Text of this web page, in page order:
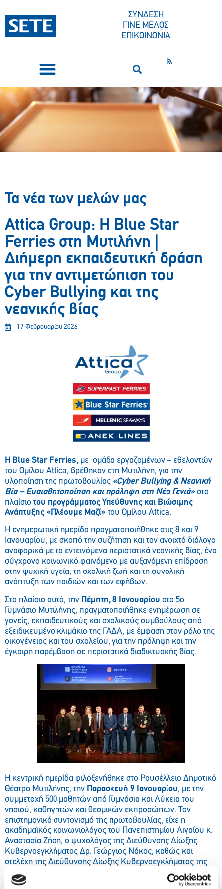
ΣΥΝΔΕΣΗ
ΓΙΝΕ ΜΕΛΟΣ
ΕΠΙΚΟΙΝΩΝΙΑ
Τα νέα των μελών μας
Attica Group: Η Blue Star
Ferries στη Μυτιλήνη |
Διήμερη εκπαιδευτική δράση
για την αντιμετώπιση του
Cyber Bullying και της
νεανικής βίας
17 Φεβρουαρίου 2026
Η Blue Star Ferries, με ομάδα εργαζομένων – εθελοντών
του Ομίλου Attica, βρέθηκαν στη Μυτιλήνη, για την
υλοποίηση της πρωτοβουλίας «Cyber Bullying & Νεανική
Βία – Ευαισθητοποίηση και πρόληψη στη Νέα Γενιά»στο
πλαίσιο του προγράμματος Υπεύθυνης και Βιώσιμης
Ανάπτυξης «Πλέουμε Μαζί» του Ομίλου Attica.
Η ενημερωτική ημερίδα πραγματοποιήθηκε στις 8 και 9
Ιανουαρίου, με σκοπό την συζήτηση και τον ανοιχτό διάλογο
αναφορικά με τα εντεινόμενα περιστατικά νεανικής βίας, ένα
σύγχρονο κοινωνικό φαινόμενο με αυξανόμενη επίδραση
στην ψυχική υγεία, τη σχολική ζωή και τη συνολική
ανάπτυξη των παιδιών και των εφήβων.
Στο πλαίσιο αυτό, την Πέμπτη, 8 Ιανουαρίου στο 5ο
Γυμνάσιο Μυτιλήνης, πραγματοποιήθηκε ενημέρωση σε
γονείς, εκπαιδευτικούς και σχολικούς συμβούλους από
εξειδικευμένο κλιμάκιο της ΓΑΔΑ, με έμφαση στον ρόλο της
οικογένειας και του σχολείου, για την πρόληψη και την
έγκαιρη παρέμβαση σε περιστατικά διαδικτυακής βίας.
Η κεντρική ημερίδα φιλοξενήθηκε στο Ρουσέλλειο Δημοτικό
Θέατρο Μυτιλήνης, την Παρασκευή 9 Ιανουαρίου, με την
συμμετοχή 500 μαθητών από Γυμνάσια και Λύκεια του
νησιού, καθηγητών και θεσμικών εκπροσώπων. Τον
επιστημονικό συντονισμό της πρωτοβουλίας, είχε η
ακαδημαϊκός κοινωνιολόγος του Πανεπιστημίου Αιγαίου κ.
Αναστασία Ζήση, ο ψυχολόγος της Διεύθυνσης Δίωξης
Κυβερνοεγκλήματος Δρ. Γεώργιος Νάκος, καθώς και
στελέχη της Διεύθυνσης Δίωξης Κυβερνοεγκλήματος της
ΓΑΔΑ.